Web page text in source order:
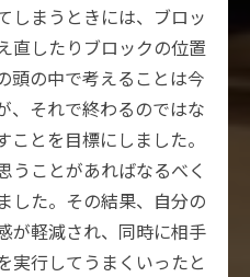
しまうときには、ブロッ
直したりブロックの位置
頭の中で考えることは今
、それで終わるのではな
とを目標にしました。
うことがあればなるべく
した。その結果、自分の
が軽減され、同時に相手
実行してうまくいったと